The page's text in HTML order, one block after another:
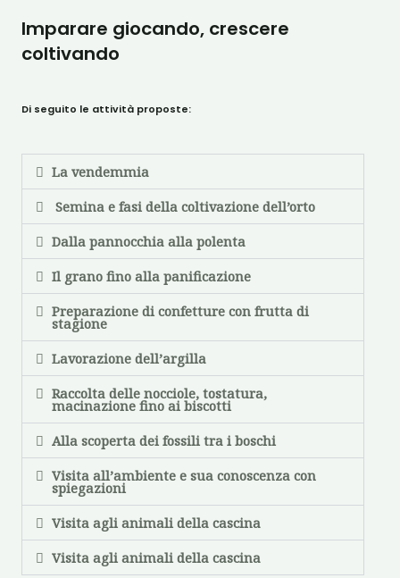
Imparare giocando, crescere
coltivando
Di seguito le attività proposte:
La vendemmia
Semina e fasi della coltivazione dell’orto
Dalla pannocchia alla polenta
Il grano fino alla panificazione
Preparazione di confetture con frutta di
stagione
Lavorazione dell’argilla
Raccolta delle nocciole, tostatura,
macinazione fino ai biscotti
Alla scoperta dei fossili tra i boschi
Visita all’ambiente e sua conoscenza con
spiegazioni
Visita agli animali della cascina
Visita agli animali della cascina